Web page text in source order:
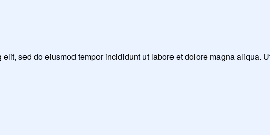
sed do eiusmod tempor incididunt ut labore et dolore magna aliqua.